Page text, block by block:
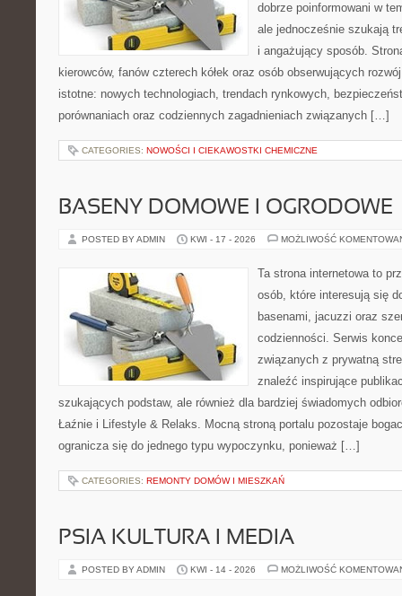
dobrze poinformowani w
ale jednocześnie szukają
i angażujący sposób.
kierowców, fanów czterech kółek oraz osób obserwujących
istotne: nowych technologiach, trendach rynkowych,
porównaniach oraz codziennych zagadnieniach związanych […]
CATEGORIES: NOWOŚCI I CIEKAWOSTKI CHEMICZNE
BASENY DOMOWE I OGRODOWE
POSTED BY ADMIN KWI - 17 - 2026 MOŻLIWOŚĆ
Ta strona internetowa to
osób, które interesują się
basenami, jacuzzi oraz
codzienności. Serwis
związanych z prywatną
znaleźć inspirujące
szukających podstaw, ale również dla bardziej świadomych
Łaźnie i Lifestyle & Relaks. Mocną stroną portalu pozostaje
ogranicza się do jednego typu wypoczynku, ponieważ […]
CATEGORIES: REMONTY DOMÓW I MIESZKAŃ
PSIA KULTURA I MEDIA
POSTED BY ADMIN KWI - 14 - 2026 MOŻLIWOŚĆ